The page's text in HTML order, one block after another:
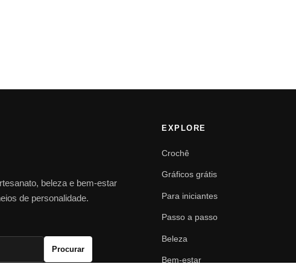
beleza e bem-estar
de personalidade.
Procurar
EXPLORE
Crochê
Gráficos grátis
Para iniciantes
Passo a passo
Beleza
Bem-estar